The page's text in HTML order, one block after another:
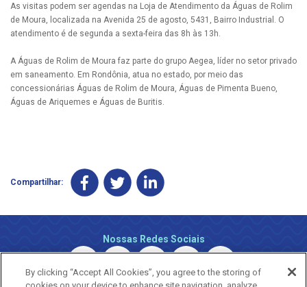
As visitas podem ser agendas na Loja de Atendimento da Águas de Rolim
de Moura, localizada na Avenida 25 de agosto, 5431, Bairro Industrial. O
atendimento é de segunda a sexta-feira das 8h às 13h.
A Águas de Rolim de Moura faz parte do grupo Aegea, líder no setor privado
em saneamento. Em Rondônia, atua no estado, por meio das
concessionárias Águas de Rolim de Moura, Águas de Pimenta Bueno,
Águas de Ariquemes e Águas de Buritis.
Compartilhar:
Nossas Redes Sociais
By clicking “Accept All Cookies”, you agree to the storing of